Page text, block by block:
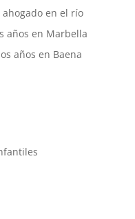
en el río
años en Marbella
años en Baena